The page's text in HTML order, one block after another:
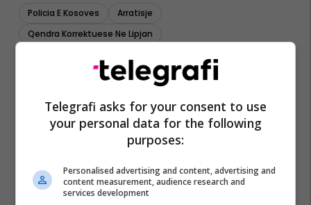
Policia E Kosoves
Arratisje
Qendra Korrektuese Ne Lipjan
Telegrafi asks for your consent to use
your personal data for the following
purposes:
Personalised advertising and content, advertising and
content measurement, audience research and
services development